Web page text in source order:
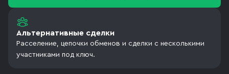
Альтернативные сделки
Расселение, цепочки обменов и сделки с несколькими
участниками под ключ.